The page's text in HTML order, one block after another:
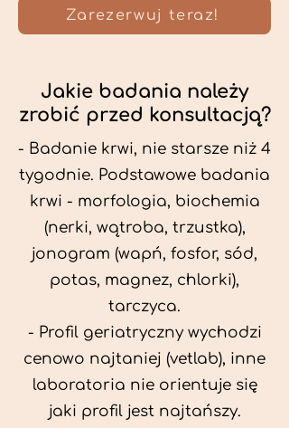
Zarezerwuj teraz!
Jakie badania należy
zrobić przed konsultacją?
- Badanie krwi, nie starsze niż 4
tygodnie. Podstawowe badania
krwi - morfologia, biochemia
(nerki, wątroba, trzustka),
jonogram (wapń, fosfor, sód,
potas, magnez, chlorki),
tarczyca.
- Profil geriatryczny wychodzi
cenowo najtaniej (vetlab), inne
laboratoria nie orientuje się
jaki profil jest najtańszy.